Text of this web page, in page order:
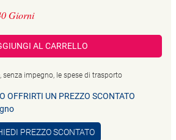
Giorni
AL CARRELLO
senza impegno, le spese di trasporto
OFFRIRTI UN PREZZO SCONTATO
PREZZO SCONTATO